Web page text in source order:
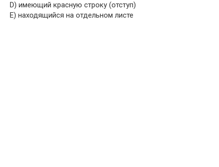
D) имеющий красную строку (отступ)
E) находящийся на отдельном листе